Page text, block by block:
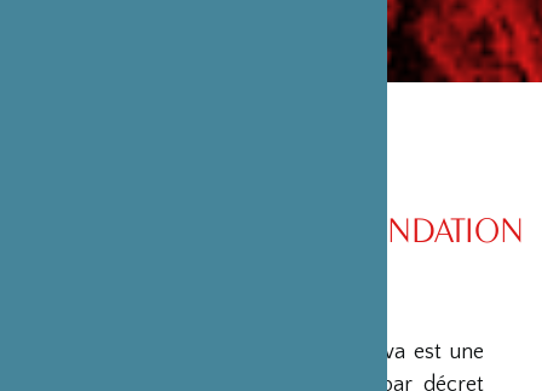
PRÉSENTATION DE LA FONDATION
La Fondation Franco-Japonaise Sasakawa est une
fondation reconnue d’utilité publique par décret